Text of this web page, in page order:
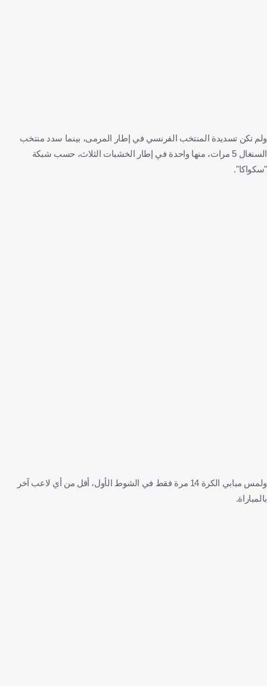
ولم تكن تسديدة المنتخب الفرنسي في إطار المرمى، بينما سدد منتخب
السنغال 5 مرات، منها واحدة في إطار الخشبات الثلاث، حسب شبكة
"سكواكا".
ولمس مبابي الكرة 14 مرة فقط في الشوط الأول، أقل من أي لاعب آخر
بالمباراة.